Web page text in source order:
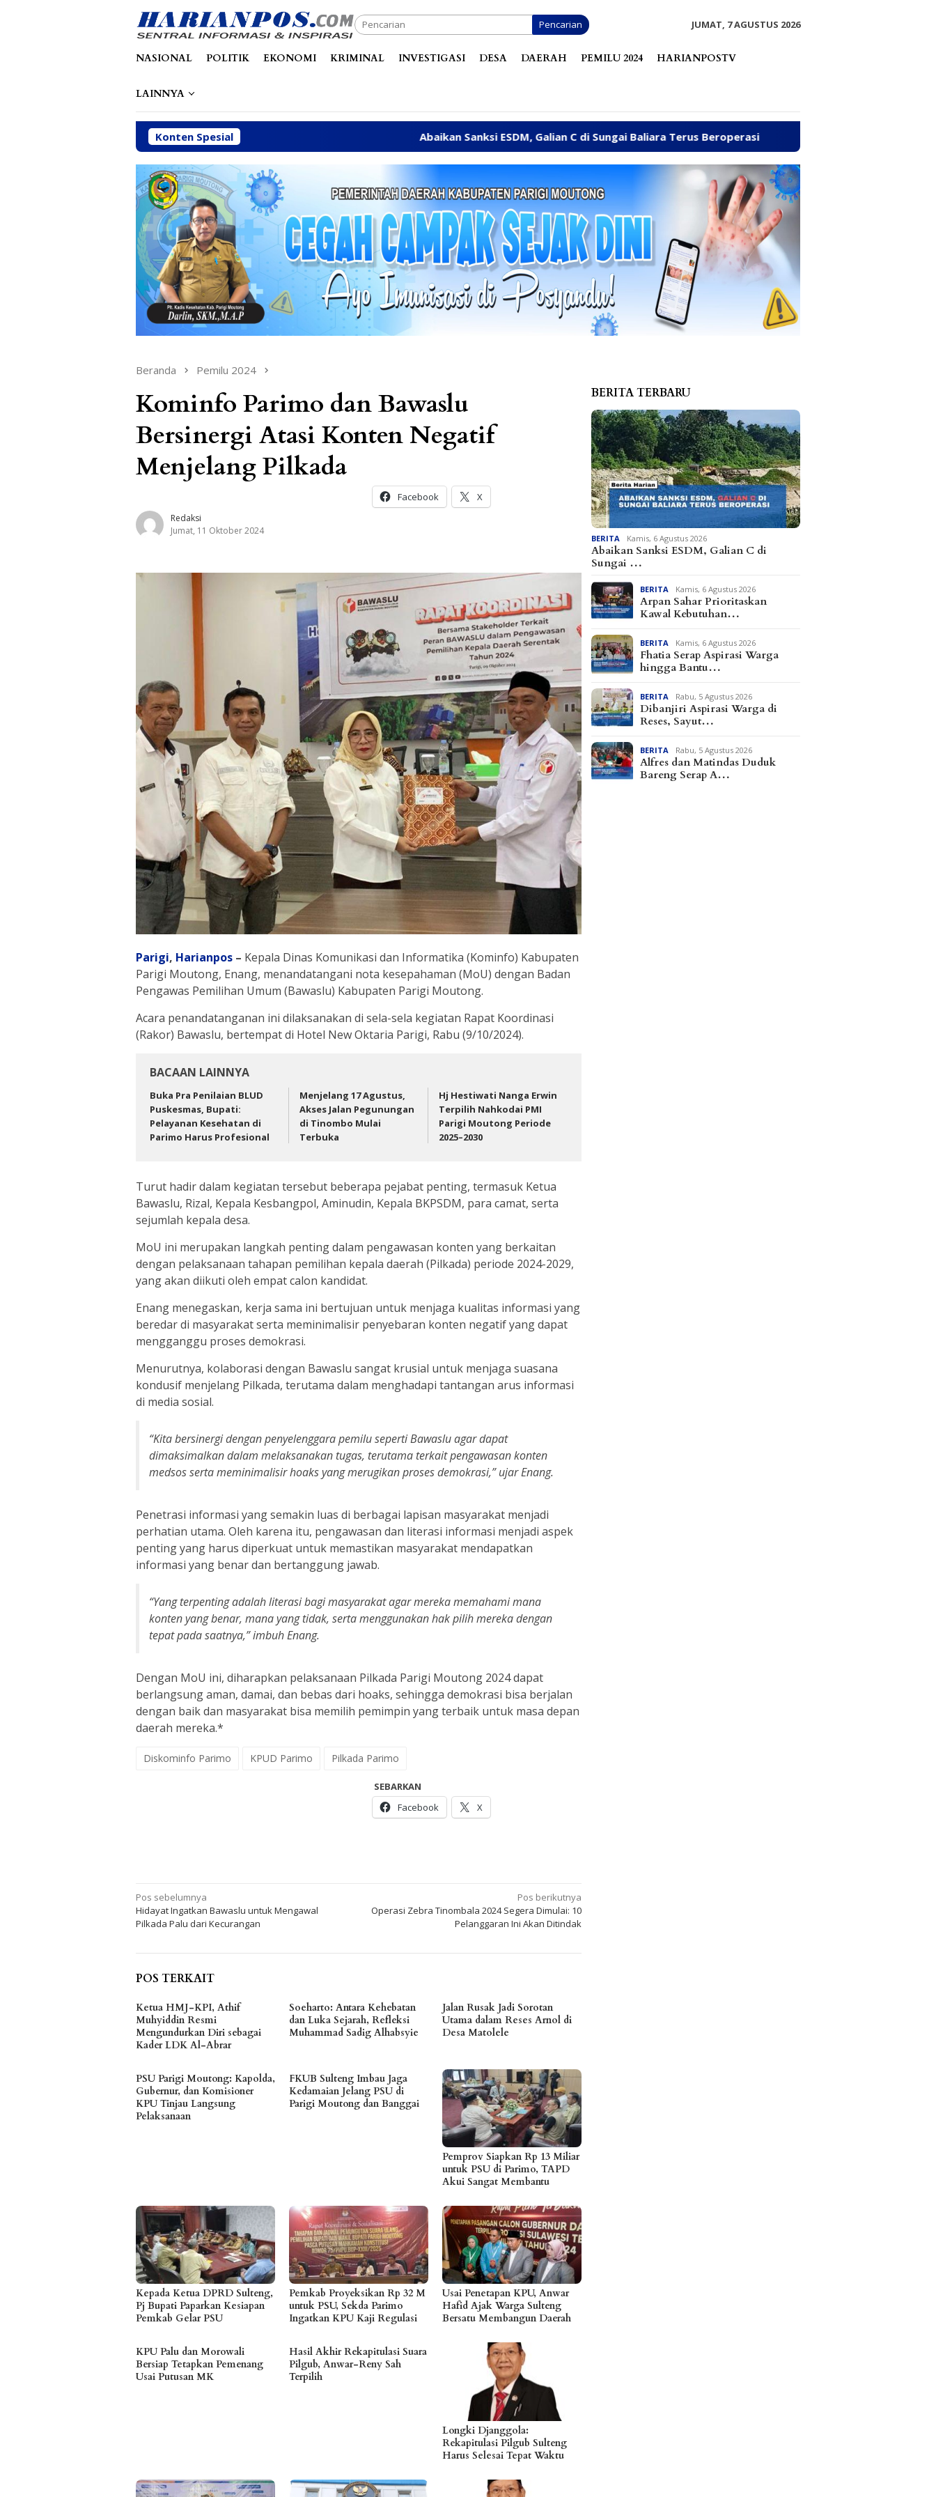
Pencarian JUMAT, 7 AGUSTUS 2026
NASIONAL POLITIK EKONOMI KRIMINAL INVESTIGASI DESA DAERAH PEMILU 2024 HARIANPOSTV
LAINNYA
Konten Spesial Abaikan Sanksi ESDM, Galian C di Sungai Baliara Terus Beroperasi Arpan Sahar Prioritaskan Kawal Kebutuhan
Beranda Pemilu 2024
Kominfo Parimo dan Bawaslu
Bersinergi Atasi Konten Negatif
Menjelang Pilkada
Redaksi
Jumat, 11 Oktober 2024
Facebook X
Parigi, Harianpos – Kepala Dinas Komunikasi dan Informatika (Kominfo) Kabupaten
Parigi Moutong, Enang, menandatangani nota kesepahaman (MoU) dengan Badan
Pengawas Pemilihan Umum (Bawaslu) Kabupaten Parigi Moutong.
Acara penandatanganan ini dilaksanakan di sela-sela kegiatan Rapat Koordinasi
(Rakor) Bawaslu, bertempat di Hotel New Oktaria Parigi, Rabu (9/10/2024).
BACAAN LAINNYA
Buka Pra Penilaian BLUD
Puskesmas, Bupati:
Pelayanan Kesehatan di
Parimo Harus Profesional
Menjelang 17 Agustus,
Akses Jalan Pegunungan
di Tinombo Mulai
Terbuka
Hj Hestiwati Nanga Erwin
Terpilih Nahkodai PMI
Parigi Moutong Periode
2025–2030
Turut hadir dalam kegiatan tersebut beberapa pejabat penting, termasuk Ketua
Bawaslu, Rizal, Kepala Kesbangpol, Aminudin, Kepala BKPSDM, para camat, serta
sejumlah kepala desa.
MoU ini merupakan langkah penting dalam pengawasan konten yang berkaitan
dengan pelaksanaan tahapan pemilihan kepala daerah (Pilkada) periode 2024-2029,
yang akan diikuti oleh empat calon kandidat.
Enang menegaskan, kerja sama ini bertujuan untuk menjaga kualitas informasi yang
beredar di masyarakat serta meminimalisir penyebaran konten negatif yang dapat
mengganggu proses demokrasi.
Menurutnya, kolaborasi dengan Bawaslu sangat krusial untuk menjaga suasana
kondusif menjelang Pilkada, terutama dalam menghadapi tantangan arus informasi
di media sosial.
“Kita bersinergi dengan penyelenggara pemilu seperti Bawaslu agar dapat
dimaksimalkan dalam melaksanakan tugas, terutama terkait pengawasan konten
medsos serta meminimalisir hoaks yang merugikan proses demokrasi,” ujar Enang.
Penetrasi informasi yang semakin luas di berbagai lapisan masyarakat menjadi
perhatian utama. Oleh karena itu, pengawasan dan literasi informasi menjadi aspek
penting yang harus diperkuat untuk memastikan masyarakat mendapatkan
informasi yang benar dan bertanggung jawab.
“Yang terpenting adalah literasi bagi masyarakat agar mereka memahami mana
konten yang benar, mana yang tidak, serta menggunakan hak pilih mereka dengan
tepat pada saatnya,” imbuh Enang.
Dengan MoU ini, diharapkan pelaksanaan Pilkada Parigi Moutong 2024 dapat
berlangsung aman, damai, dan bebas dari hoaks, sehingga demokrasi bisa berjalan
dengan baik dan masyarakat bisa memilih pemimpin yang terbaik untuk masa depan
daerah mereka.*
Diskominfo Parimo KPUD Parimo Pilkada Parimo
SEBARKAN
Facebook
X
Navigasi
pos
Pos sebelumnya
Hidayat Ingatkan Bawaslu untuk Mengawal
Pilkada Palu dari Kecurangan
Pos berikutnya
Operasi Zebra Tinombala 2024 Segera Dimulai: 10
Pelanggaran Ini Akan Ditindak
POS TERKAIT
Ketua HMJ-KPI, Athif
Muhyiddin Resmi
Mengundurkan Diri sebagai
Kader LDK Al-Abrar
Soeharto: Antara Kehebatan
dan Luka Sejarah, Refleksi
Muhammad Sadig Alhabsyie
Jalan Rusak Jadi Sorotan
Utama dalam Reses Arnol di
Desa Matolele
PSU Parigi Moutong: Kapolda,
Gubernur, dan Komisioner
KPU Tinjau Langsung
Pelaksanaan
FKUB Sulteng Imbau Jaga
Kedamaian Jelang PSU di
Parigi Moutong dan Banggai
Pemprov Siapkan Rp 13 Miliar
untuk PSU di Parimo, TAPD
Akui Sangat Membantu
Kepada Ketua DPRD Sulteng,
Pj Bupati Paparkan Kesiapan
Pemkab Gelar PSU
Pemkab Proyeksikan Rp 32 M
untuk PSU, Sekda Parimo
Ingatkan KPU Kaji Regulasi
Usai Penetapan KPU, Anwar
Hafid Ajak Warga Sulteng
Bersatu Membangun Daerah
KPU Palu dan Morowali
Bersiap Tetapkan Pemenang
Usai Putusan MK
Hasil Akhir Rekapitulasi Suara
Pilgub, Anwar-Reny Sah
Terpilih
Longki Djanggola:
Rekapitulasi Pilgub Sulteng
Harus Selesai Tepat Waktu
BERITA TERBARU
BERITA Kamis, 6 Agustus 2026
Abaikan Sanksi ESDM, Galian C di
Sungai …
BERITA Kamis, 6 Agustus 2026
Arpan Sahar Prioritaskan
Kawal Kebutuhan…
BERITA Kamis, 6 Agustus 2026
Fhatia Serap Aspirasi Warga
hingga Bantu…
BERITA Rabu, 5 Agustus 2026
Dibanjiri Aspirasi Warga di
Reses, Sayut…
BERITA Rabu, 5 Agustus 2026
Alfres dan Matindas Duduk
Bareng Serap A…